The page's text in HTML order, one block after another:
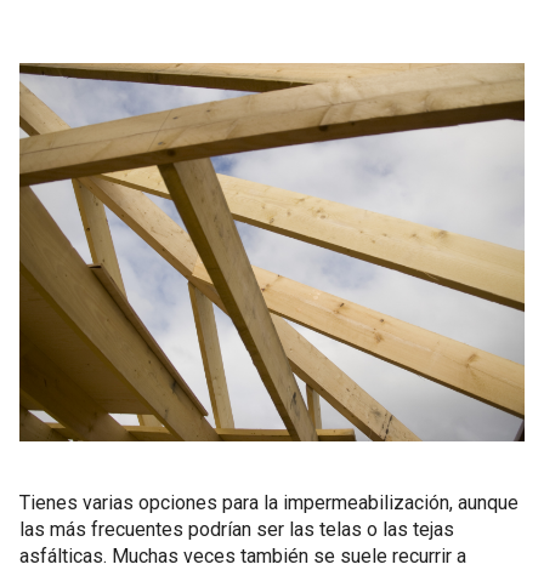
Tienes varias opciones para la impermeabilización, aunque
las más frecuentes podrían ser las telas o las tejas
asfálticas. Muchas veces también se suele recurrir a